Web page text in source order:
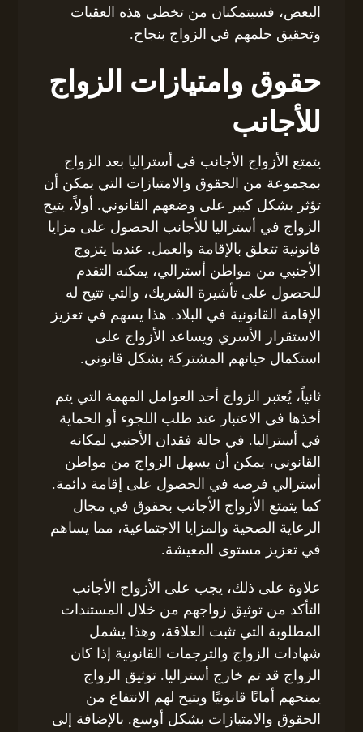
البعض، فسيتمكنان من تخطي هذه العقبات
وتحقيق حلمهم في الزواج بنجاح.
حقوق وامتيازات الزواج
للأجانب
يتمتع الأزواج الأجانب في أستراليا بعد الزواج
بمجموعة من الحقوق والامتيازات التي يمكن أن
تؤثر بشكل كبير على وضعهم القانوني. أولاً، يتيح
الزواج في أستراليا للأجانب الحصول على مزايا
قانونية تتعلق بالإقامة والعمل. عندما يتزوج
الأجنبي من مواطن أسترالي، يمكنه التقدم
للحصول على تأشيرة الشريك، والتي تتيح له
الإقامة القانونية في البلاد. هذا يسهم في تعزيز
الاستقرار الأسري ويساعد الأزواج على
استكمال حياتهم المشتركة بشكل قانوني.
ثانياً، يُعتبر الزواج أحد العوامل المهمة التي يتم
أخذها في الاعتبار عند طلب اللجوء أو الحماية
في أستراليا. في حالة فقدان الأجنبي لمكانه
القانوني، يمكن أن يسهل الزواج من مواطن
أسترالي فرصه في الحصول على إقامة دائمة.
كما يتمتع الأزواج الأجانب بحقوق في مجال
الرعاية الصحية والمزايا الاجتماعية، مما يساهم
في تعزيز مستوى المعيشة.
علاوة على ذلك، يجب على الأزواج الأجانب
التأكد من توثيق زواجهم من خلال المستندات
المطلوبة التي تثبت العلاقة، وهذا يشمل
شهادات الزواج والترجمات القانونية إذا كان
الزواج قد تم خارج أستراليا. توثيق الزواج
يمنحهم أمانًا قانونيًا ويتيح لهم الانتفاع من
الحقوق والامتيازات بشكل أوسع. بالإضافة إلى